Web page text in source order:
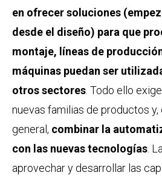
en ofrecer soluciones
desde el diseño) para que
montaje, líneas de
máquinas puedan ser
otros sectores . Todo ello
nuevas familias de productos y,
general, combinar la
con las nuevas tecnologías .
aprovechar y desarrollar las